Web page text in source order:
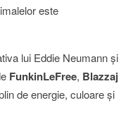
este
lui Eddie Neumann şi
FunkinLeFree, Blazzaj
de energie, culoare şi